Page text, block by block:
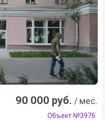
90 000 руб. / мес.
Объект №3976